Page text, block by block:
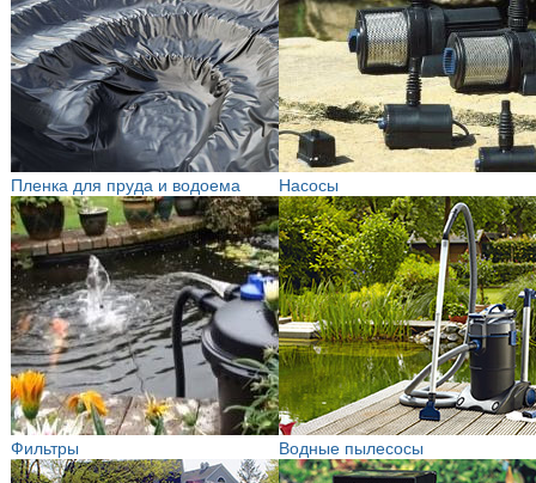
Пленка для пруда и водоема Насосы
Фильтры Водные пылесосы